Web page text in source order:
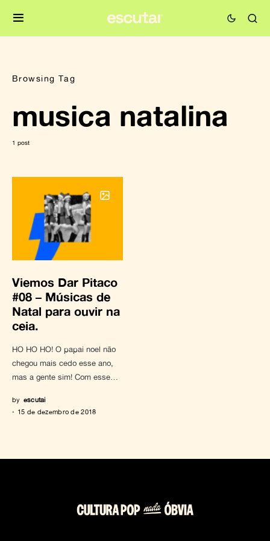
Browsing Tag
musica natalina
1 post
Viemos Dar Pitaco
#08 – Músicas de
Natal para ouvir na
ceia.
HO HO HO! O papai noel não
chegou mais cedo esse ano,
mas a gente sim! Com esse…
by escutai
15 de dezembro de 2018